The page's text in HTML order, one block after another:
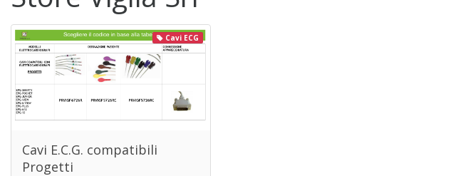
Cavi ECG
Cavi E.C.G. compatibili
Progetti